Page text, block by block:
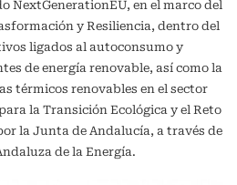
NextGenerationEU, en el marco del
y Resiliencia, dentro del
ligados al autoconsumo y
de energía renovable, así como la
térmicos renovables en el sector
la Transición Ecológica y el Reto
la Junta de Andalucía, a través de
de la Energía.